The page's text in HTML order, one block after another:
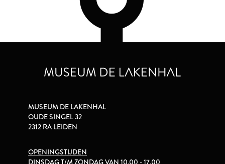
MUSEUM DE LAKENHAL
OUDE SINGEL 32
2312 RA LEIDEN
OPENINGSTIJDEN